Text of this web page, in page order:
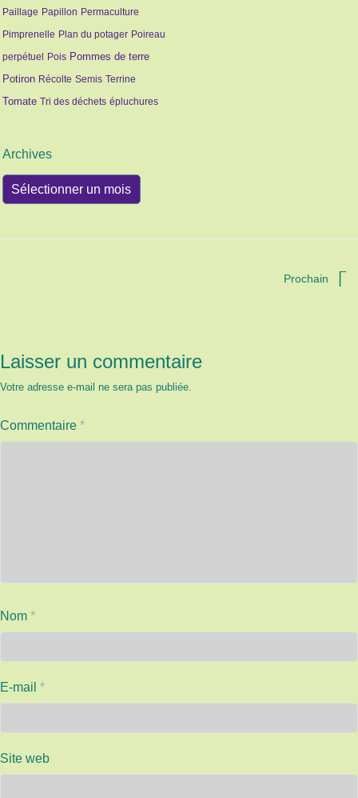
Paillage Papillon Permaculture
Pimprenelle Plan du potager Poireau
perpétuel
Pois Pommes de terre
Potiron Récolte Semis Terrine
Tomate Tri des déchets épluchures
Archives
Archives
Prochain
Laisser un commentaire
Votre adresse e-mail ne sera pas publiée.
Commentaire *
Nom *
E-mail *
Site web